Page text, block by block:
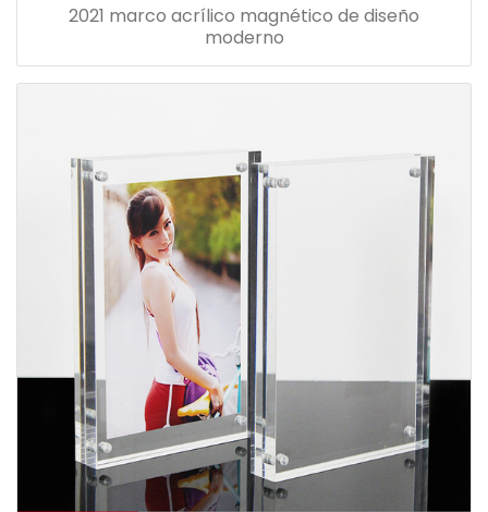
2021 marco acrílico magnético de diseño
moderno